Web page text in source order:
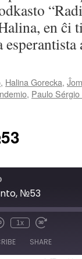
en ĉi
, Halina Gorecka,
, Paulo
№53
Rewind
Seconds
1x
Fast
30
seconds
SHARE